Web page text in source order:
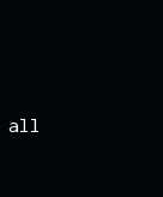
all